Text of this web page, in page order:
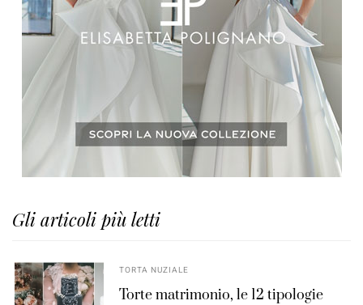
Gli articoli più letti
TORTA NUZIALE
Torte matrimonio, le 12 tipologie